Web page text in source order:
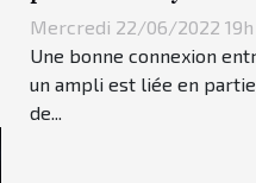
Mercredi 22/06/2022 19h
Une bonne connexion
un ampli est liée en
de...